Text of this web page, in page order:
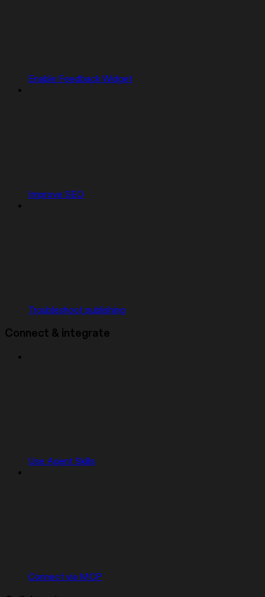
Enable Feedback Widget
Improve SEO
Troubleshoot publishing
Connect & integrate
Use Agent Skills
Connect via MCP